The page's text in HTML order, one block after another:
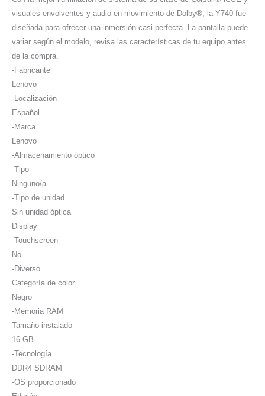
visuales envolventes y audio en movimiento de Dolby®, la Y740 fue
diseñada para ofrecer una inmersión casi perfecta. La pantalla puede
variar según el modelo, revisa las características de tu equipo antes
de la compra.
-Fabricante
Lenovo
-Localización
Español
-Marca
Lenovo
-Almacenamiento óptico
-Tipo
Ninguno/a
-Tipo de unidad
Sin unidad óptica
Display
-Touchscreen
No
-Diverso
Categoría de color
Negro
-Memoria RAM
Tamaño instalado
16 GB
-Tecnología
DDR4 SDRAM
-OS proporcionado